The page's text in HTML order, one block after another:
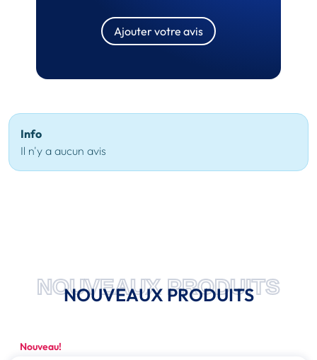
Ajouter votre avis
Info
Il n'y a aucun avis
NOUVEAUX PRODUITS
NOUVEAUX PRODUITS
Nouveau!